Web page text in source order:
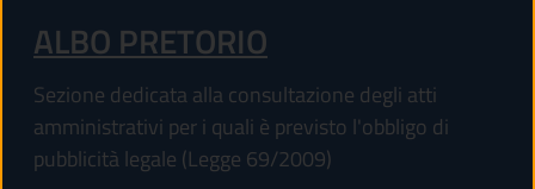
ALBO PRETORIO
Sezione dedicata alla consultazione degli atti
amministrativi per i quali è previsto l'obbligo di
pubblicità legale (Legge 69/2009)